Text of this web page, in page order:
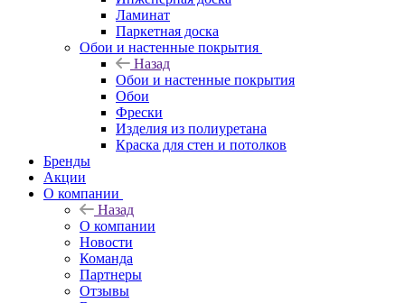
Ламинат
Паркетная доска
Обои и настенные покрытия
Назад
Обои и настенные покрытия
Обои
Фрески
Изделия из полиуретана
Краска для стен и потолков
Бренды
Акции
О компании
Назад
О компании
Новости
Команда
Партнеры
Отзывы